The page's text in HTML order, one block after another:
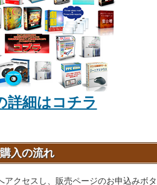
詳細はコチラ
入の流れ
アクセスし、販売ページのお申込みボタ